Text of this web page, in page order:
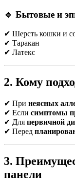
🔹 Бытовые и
✔ Шерсть кошки и
✔ Таракан
✔ Латекс
2. Кому
✔ При неясных
✔ Если симптомы
✔ Для первичной
✔ Перед
3.
панели